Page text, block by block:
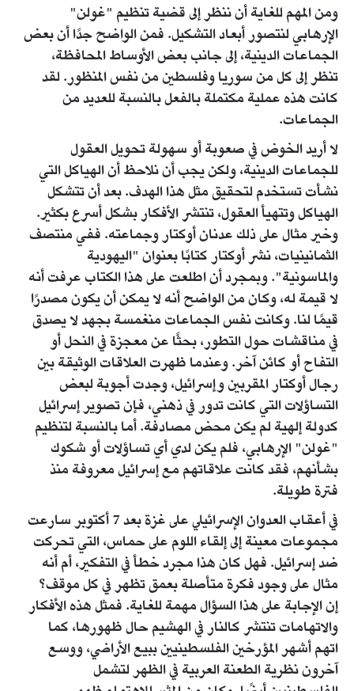
ومن المهم للغاية أن ننظر إلى قضية تنظيم "غولن"
الإرهابي لنتصور أبعاد التشكيل. فمن الواضح جدًا أن بعض
الجماعات الدينية، إلى جانب بعض الأوساط المحافظة،
تنظر إلى كل من سوريا وفلسطين من نفس المنظور. لقد
كانت هذه عملية مكتملة بالفعل بالنسبة للعديد من
الجماعات.
لا أريد الخوض في صعوبة أو سهولة تحويل العقول
للجماعات الدينية، ولكن يجب أن نلاحظ أن الهياكل التي
نشأت تستخدم لتحقيق مثل هذا الهدف. بعد أن تتشكل
الهياكل وتتهيأ العقول، تنتشر الأفكار بشكل أسرع بكثير.
وخير مثال على ذلك عدنان أوكتار وجماعته. ففي منتصف
الثمانينيات، نشر أوكتار كتابًا بعنوان "اليهودية
والماسونية". وبمجرد أن اطلعت على هذا الكتاب عرفت أنه
لا قيمة له، وكان من الواضح أنه لا يمكن أن يكون مصدرًا
قيمًا لنا. وكانت نفس الجماعات منغمسة بجهد لا يصدق
في مناقشات حول التطور، بحثًا عن معجزة في النحل أو
التفاح أو كائن آخر. وعندما ظهرت العلاقات الوثيقة بين
رجال أوكتار المقربين وإسرائيل، وجدت أجوبة لبعض
التساؤلات التي كانت تدور في ذهني، فإن تصوير إسرائيل
كدولة إلهية لم يكن محض مصادفة. أما بالنسبة لتنظيم
"غولن" الإرهابي، فلم يكن لدي أي تساؤلات أو شكوك
بشأنهم، فقد كانت علاقاتهم مع إسرائيل معروفة منذ
فترة طويلة.
في أعقاب العدوان الإسرائيلي على غزة بعد 7 أكتوبر سارعت
مجموعات معينة إلى إلقاء اللوم على حماس، التي تحركت
ضد إسرائيل. فهل كان هذا مجرد خطأ في التفكير، أم أنه
مثال على وجود فكرة متأصلة بعمق تظهر في كل موقف؟
إن الإجابة على هذا السؤال مهمة للغاية. فمثل هذه الأفكار
والاتهامات تنتشر كالنار في الهشيم حال ظهورها، كما
اتهم أشهر المؤرخين الفلسطينيين ببيع الأراضي، ووسع
آخرون نظرية الطعنة العربية في الظهر لتشمل